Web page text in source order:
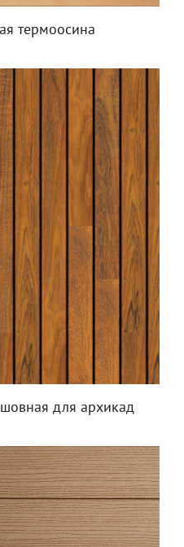
термоосина
для архикад